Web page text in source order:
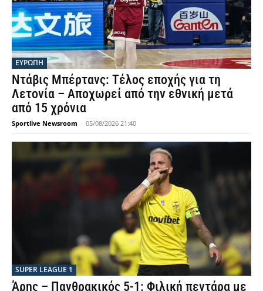
ΕΥΡΩΠΗ
Ντάβις Μπέρτανς: Τέλος εποχής για τη
Λετονία – Αποχωρεί από την εθνική μετά
από 15 χρόνια
Sportlive Newsroom - 05/08/2026 21:40
SUPER LEAGUE 1
Άρης – Πανθρακικός 5-1: Φιλική πεντάρα με